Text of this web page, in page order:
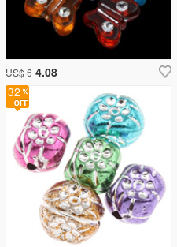
US$ 6 4.08
32